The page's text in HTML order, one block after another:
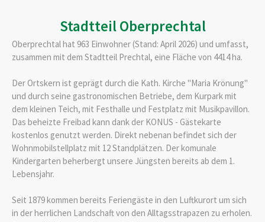
Stadtteil Oberprechtal
Oberprechtal hat 963 Einwohner (Stand: April 2026) und umfasst,
zusammen mit dem Stadtteil Prechtal, eine Fläche von 4414 ha.
Der Ortskern ist geprägt durch die Kath. Kirche "Maria Krönung"
und durch seine gastronomischen Betriebe, dem Kurpark mit
dem kleinen Teich, mit Festhalle und Festplatz mit Musikpavillon.
Das beheizte Freibad kann dank der KONUS - Gästekarte
kostenlos genutzt werden. Direkt nebenan befindet sich der
Wohnmobilstellplatz mit 12 Standplätzen. Der komunale
Kindergarten beherbergt unsere Jüngsten bereits ab dem 1.
Lebensjahr.
Seit 1879 kommen bereits Feriengäste in den Luftkurort um sich
in der herrlichen Landschaft von den Alltagsstrapazen zu erholen.